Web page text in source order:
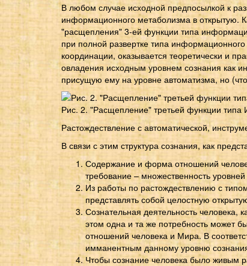
В любом случае исходной предпосылкой к
информационного метаболизма в открытую.
"расщепления" 3-ей функции типа
при полной развертке типа
координации, оказывается теоретически и
овладения исходным уровнем сознания как
присущую ему на уровне автоматизма, но
Рис. 2. "Расщепление" третьей функции
Растождествление с автоматической,
В связи с этим структура сознания, как
Содержание и форма отношений
требование – множественность
Из работы по растождествлению с
представлять собой целостную
Сознательная деятельность человека,
этом одна и та же потребность может
отношений человека и Мира. В
имманентным данному уровню
Чтобы сознание человека было живым